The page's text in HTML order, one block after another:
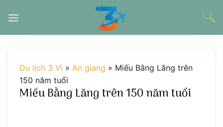
đến
Du lịch 3 Vì » An giang » Miếu Bằng Lăng trên
150 năm tuổi
Miếu Bằng Lăng trên 150 năm tuổi